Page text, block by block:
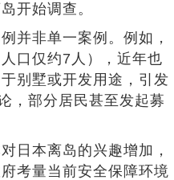
开始调查。
非单一案例。例如，
口仅约7人），近年也
别墅或开发用途，引发
，部分居民甚至发起募
本离岛的兴趣增加，
考量当前安全保障环境